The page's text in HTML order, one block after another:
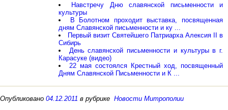
Навстречу Дню славянской письменности и
культуры
В Болотном проходит выставка, посвященная
дням Славянской письменности и ку ...
Первый визит Святейшего Патриарха Алексия II в
Сибирь
День славянской письменности и культуры в г.
Карасуке (видео)
22 мая состоялся Крестный ход, посвященный
Дням Славянской Письменности и К ...
Опубликовано 04.12.2011 в рубрике Новости Митрополии